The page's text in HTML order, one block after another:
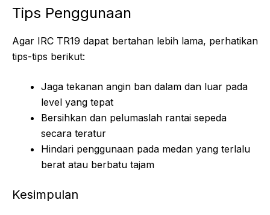
Tips Penggunaan
Agar IRC TR19 dapat bertahan lebih lama, perhatikan
tips-tips berikut:
Jaga tekanan angin ban dalam dan luar pada
level yang tepat
Bersihkan dan pelumaslah rantai sepeda
secara teratur
Hindari penggunaan pada medan yang terlalu
berat atau berbatu tajam
Kesimpulan